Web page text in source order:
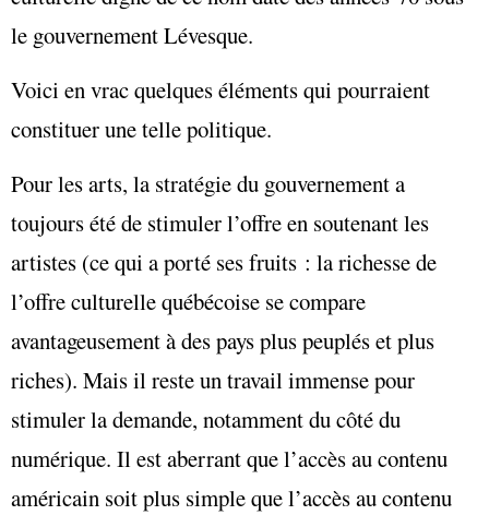
le gouvernement Lévesque.
Voici en vrac quelques éléments qui pourraient
constituer une telle politique.
Pour les arts, la stratégie du gouvernement a
toujours été de stimuler l’offre en soutenant les
artistes (ce qui a porté ses fruits : la richesse de
l’offre culturelle québécoise se compare
avantageusement à des pays plus peuplés et plus
riches). Mais il reste un travail immense pour
stimuler la demande, notamment du côté du
numérique. Il est aberrant que l’accès au contenu
américain soit plus simple que l’accès au contenu